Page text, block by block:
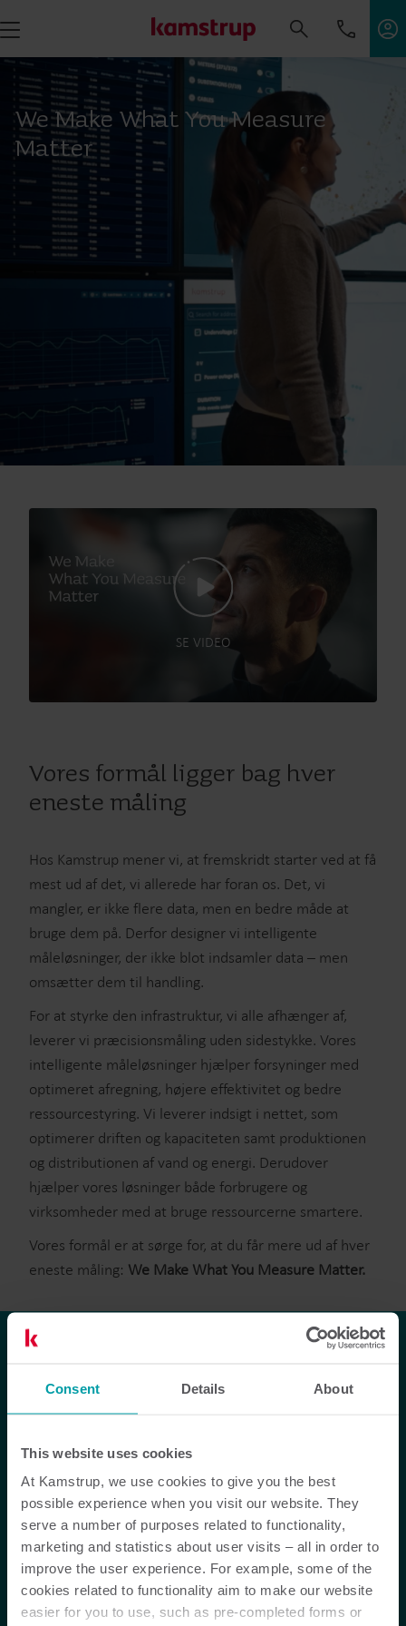
Consent Details About
This website uses cookies
At Kamstrup, we use cookies to give you the best
possible experience when you visit our website. They
serve a number of purposes related to functionality,
marketing and statistics about user visits – all in order to
improve the user experience. For example, some of the
cookies related to functionality aim to make our website
easier for you to use, such as pre-completed forms or
We Make What You Measure
Matter
SE VIDEO
Vores formål ligger bag hver
eneste måling
Hos Kamstrup mener vi, at fremskridt starter ved at få
mest ud af det, vi allerede har foran os. Det, vi
mangler, er ikke flere data, men en bedre måde at
bruge dem på. Derfor designer vi intelligente
måleløsninger, der ikke blot indsamler data – men
omsætter dem til handling.
For at styrke den infrastruktur, vi alle afhænger af,
leverer vi præcisionsmåling uden sidestykke. Vores
intelligente måleløsninger hjælper forsyninger med
optimeret afregning, højere effektivitet og bedre
ressourcestyring. Vi leverer indsigt i nettet, som
optimerer driften og kapaciteten samt produktionen
og distributionen af vand og energi. Derudover
hjælper vores løsninger både forbrugere og
virksomheder med at bruge ressourcerne smartere.
Vores formål er at sørge for, at du får mere ud af hver
eneste måling: We Make What You Measure Matter.
Sådan hjælper vi
vores kunder med at
gå fra måling til
handling
Afregningsoptimering
Vi leverer enestående præcisionsmåling med
holdbar nøjagtighed, som gør arbejdet nemmere